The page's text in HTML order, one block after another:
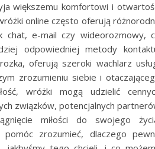
większemu komfortowi i
online często oferują
chat, e-mail czy wideorozmowy,
odpowiedniej metody
oferują szeroki wachlarz
zrozumieniu siebie i
wróżki mogą udzielić
związków, potencjalnych
miłości do swojego
zrozumieć, dlaczego